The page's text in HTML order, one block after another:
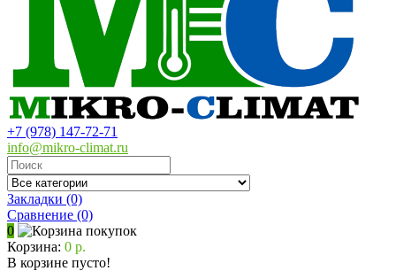
+7 (978) 147-72-71
info@mikro-climat.ru
Закладки (0)
Сравнение (0)
0
Корзина: 0 р.
В корзине пусто!